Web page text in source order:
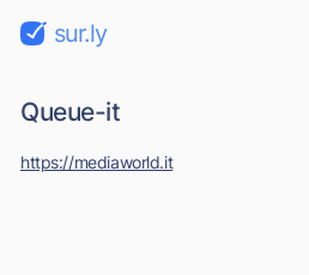
sur.ly
Queue-it
https://mediaworld.it